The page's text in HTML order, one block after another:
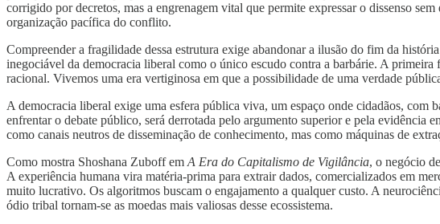
corrigido por decretos, mas a engrenagem vital que permite expressar o dissenso
organização pacífica do conflito.
Compreender a fragilidade dessa estrutura exige abandonar a ilusão do fim da
inegociável da democracia liberal como o único escudo contra a barbárie. A
racional. Vivemos uma era vertiginosa em que a possibilidade de uma verdade
A democracia liberal exige uma esfera pública viva, um espaço onde cidadãos, com
enfrentar o debate público, será derrotada pelo argumento superior e pela evidência
como canais neutros de disseminação de conhecimento, mas como máquinas de
Como mostra Shoshana Zuboff em A Era do Capitalismo de Vigilância, o negócio
A experiência humana vira matéria-prima para extrair dados, comercializados em
muito lucrativo. Os algoritmos buscam o engajamento a qualquer custo. A
ódio tribal tornam-se as moedas mais valiosas desse ecossistema.